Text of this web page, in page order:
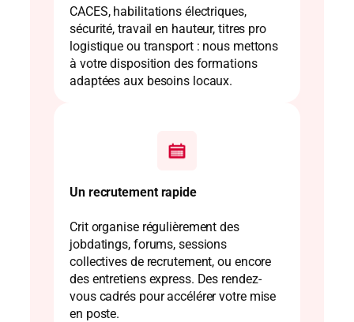
CACES, habilitations électriques,
sécurité, travail en hauteur, titres pro
logistique ou transport : nous mettons
à votre disposition des formations
adaptées aux besoins locaux.
Un recrutement rapide
Crit organise régulièrement des
jobdatings, forums, sessions
collectives de recrutement, ou encore
des entretiens express. Des rendez-
vous cadrés pour accélérer votre mise
en poste.